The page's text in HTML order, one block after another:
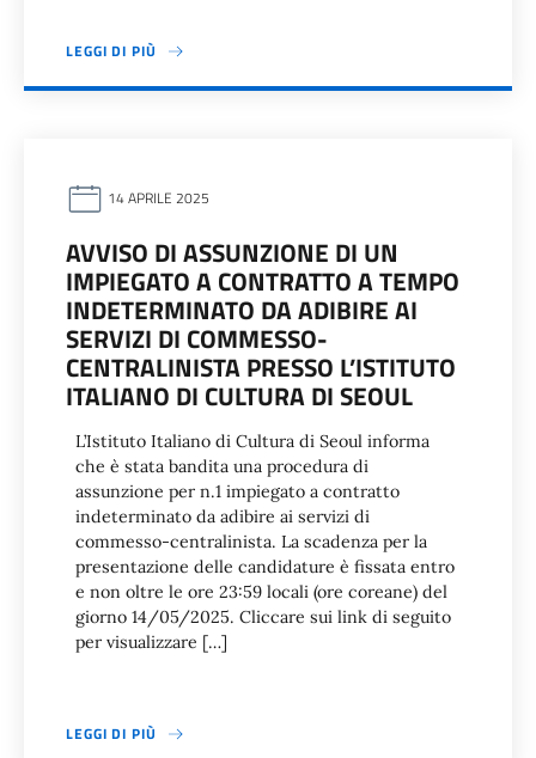
LEGGI DI PIÙ
14 APRILE 2025
AVVISO DI ASSUNZIONE DI UN
IMPIEGATO A CONTRATTO A TEMPO
INDETERMINATO DA ADIBIRE AI
SERVIZI DI COMMESSO-
CENTRALINISTA PRESSO L’ISTITUTO
ITALIANO DI CULTURA DI SEOUL
L’Istituto Italiano di Cultura di Seoul informa
che è stata bandita una procedura di
assunzione per n.1 impiegato a contratto
indeterminato da adibire ai servizi di
commesso-centralinista. La scadenza per la
presentazione delle candidature è fissata entro
e non oltre le ore 23:59 locali (ore coreane) del
giorno 14/05/2025. Cliccare sui link di seguito
per visualizzare […]
LEGGI DI PIÙ